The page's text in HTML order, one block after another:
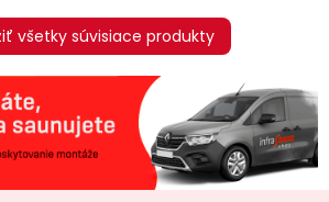
všetky súvisiace produkty